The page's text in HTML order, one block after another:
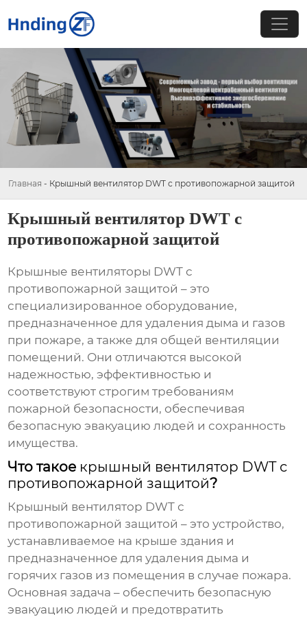
Главная - Крышный вентилятор DWT с противопожарной защитой
Крышный вентилятор DWT с
противопожарной защитой
Крышные вентиляторы DWT с
противопожарной защитой – это
специализированное оборудование,
предназначенное для удаления дыма и газов
при пожаре, а также для общей вентиляции
помещений. Они отличаются высокой
надежностью, эффективностью и
соответствуют строгим требованиям
пожарной безопасности, обеспечивая
безопасную эвакуацию людей и сохранность
имущества.
Что такое крышный вентилятор DWT с
противопожарной защитой?
Крышный вентилятор DWT с
противопожарной защитой – это устройство,
устанавливаемое на крыше здания и
предназначенное для удаления дыма и
горячих газов из помещения в случае пожара.
Основная задача – обеспечить безопасную
эвакуацию людей и предотвратить